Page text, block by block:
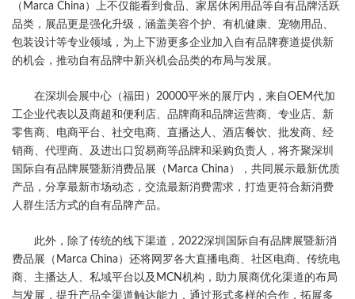
（Marca China）上不仅能看到食品、家居休闲用品等自有品牌活跃
品类，展品更是强化升级，涵盖美容个护、有机健康、宠物用品、
包装设计等专业领域，为上下游更多企业加入自有品牌赛道提供新
的机会，推动自有品牌中新兴机会品类的布局与发展。
在深圳会展中心（福田）20000平米的展厅内，来自OEM代加
工企业代表以及商超和便利店、品牌商和品牌运营商、专业店、新
零售商、电商平台、社交电商、直播达人、酒店餐饮、批发商、经
销商、代理商、及进出口贸易商等品牌和采购负责人，将齐聚深圳
国际自有品牌展暨新消费品展（Marca China），共同展示最新优质
产品，分享最新市场动态，交流最新消费需求，打造更符合新消费
人群生活方式的自有品牌产品。
此外，除了传统的线下渠道，2022深圳国际自有品牌展暨新消
费品展（Marca China）还将网罗各大直播电商、社区电商、传统电
商、主播达人、私域平台以及MCN机构，助力展商优化渠道的布局
与发展，提升产品全渠道触达能力，通过形式多样的合作，拓展多